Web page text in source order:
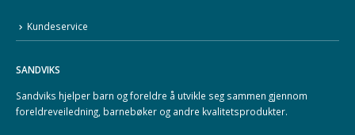
Kundeservice
SANDVIKS
Sandviks hjelper barn og foreldre å utvikle seg sammen gjennom
foreldreveiledning, barnebøker og andre kvalitetsprodukter.